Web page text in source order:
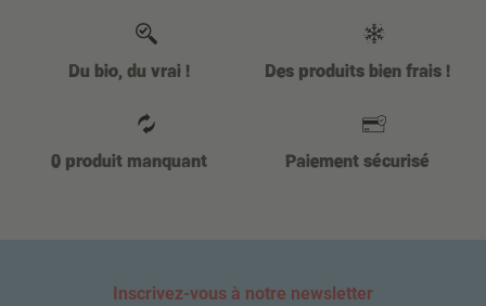
Du bio, du vrai ! Des produits bien frais !
0 produit manquant Paiement sécurisé
Inscrivez-vous à notre newsletter